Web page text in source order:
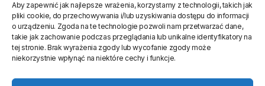
Aby zapewnić jak najlepsze wrażenia, korzystamy z technologii, takich jak
pliki cookie, do przechowywania i/lub uzyskiwania dostępu do informacji
o urządzeniu. Zgoda na te technologie pozwoli nam przetwarzać dane,
takie jak zachowanie podczas przeglądania lub unikalne identyfikatory na
tej stronie. Brak wyrażenia zgody lub wycofanie zgody może
niekorzystnie wpłynąć na niektóre cechy i funkcje.
Oceń stronę
[Ocen:0Średnia: